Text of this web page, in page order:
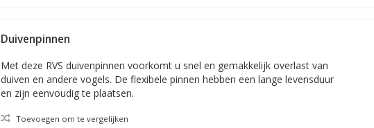
Duivenpinnen
Met deze RVS duivenpinnen voorkomt u snel en gemakkelijk overlast van
duiven en andere vogels. De flexibele pinnen hebben een lange levensduur
en zijn eenvoudig te plaatsen.
Toevoegen om te vergelijken